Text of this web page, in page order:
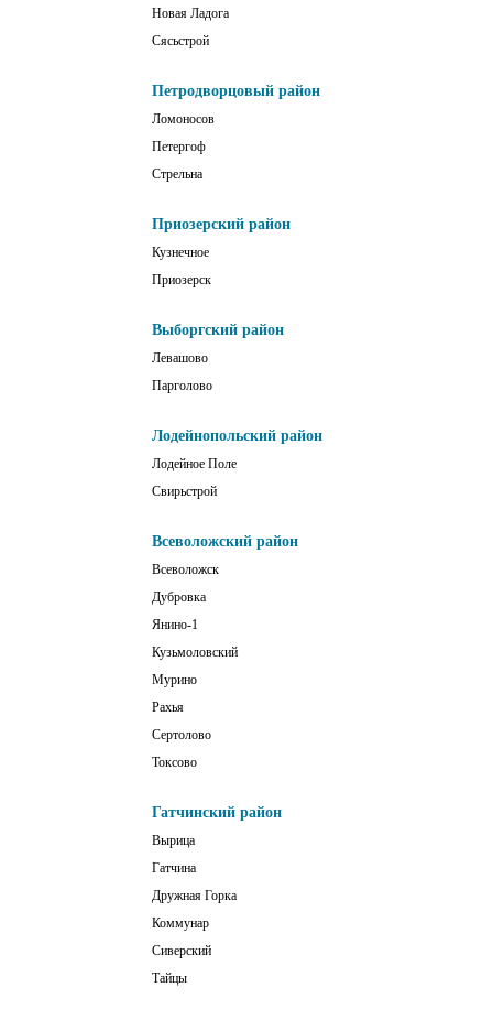
Новая Ладога
Сясьстрой
Петродворцовый район
Ломоносов
Петергоф
Стрельна
Приозерский район
Кузнечное
Приозерск
Выборгский район
Левашово
Парголово
Лодейнопольский район
Лодейное Поле
Свирьстрой
Всеволожский район
Всеволожск
Дубровка
Янино-1
Кузьмоловский
Мурино
Рахья
Сертолово
Токсово
Гатчинский район
Вырица
Гатчина
Дружная Горка
Коммунар
Сиверский
Тайцы